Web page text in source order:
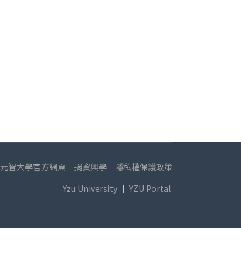
元智大學官方網頁 ｜ 捐資興學 ｜ 隱私權保護政策
Yzu University ｜ YZU Portal